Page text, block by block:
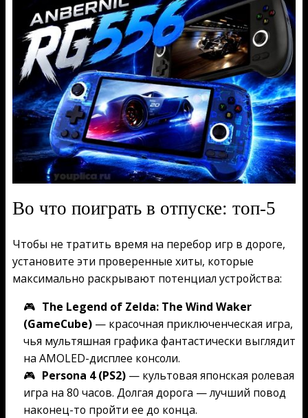
Во что поиграть в отпуске: топ-5
Чтобы не тратить время на перебор игр в дороге,
установите эти проверенные хиты, которые
максимально раскрывают потенциал устройства:
The Legend of Zelda: The Wind Waker
(GameCube)— красочная приключенческая игра,
чья мультяшная графика фантастически выглядит
на AMOLED-дисплее консоли.
Persona 4 (PS2)— культовая японская ролевая
игра на 80 часов. Долгая дорога — лучший повод
наконец-то пройти ее до конца.